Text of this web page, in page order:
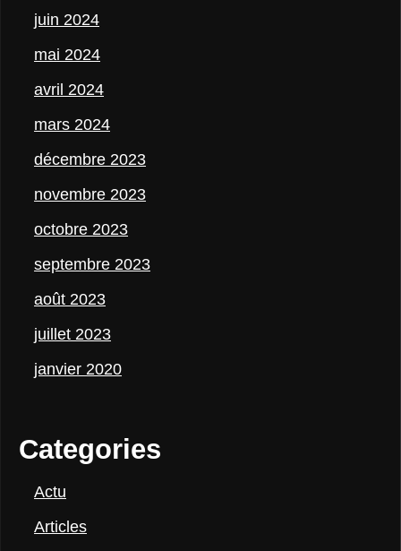
juin 2024
mai 2024
avril 2024
mars 2024
décembre 2023
novembre 2023
octobre 2023
septembre 2023
août 2023
juillet 2023
janvier 2020
Categories
Actu
Articles